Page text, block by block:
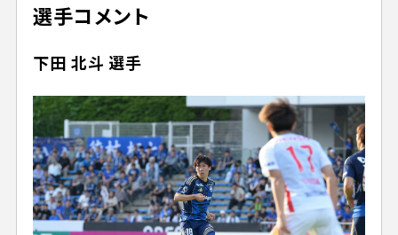
選手コメント
下田 北斗 選手